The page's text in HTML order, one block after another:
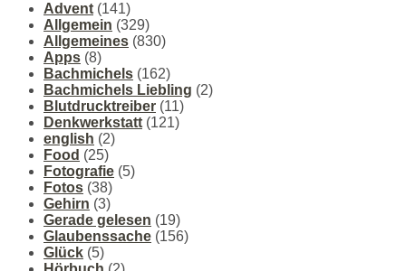
Advent (141)
Allgemein (329)
Allgemeines (830)
Apps (8)
Bachmichels (162)
Bachmichels Liebling (2)
Blutdrucktreiber (11)
Denkwerkstatt (121)
english (2)
Food (25)
Fotografie (5)
Fotos (38)
Gehirn (3)
Gerade gelesen (19)
Glaubenssache (156)
Glück (5)